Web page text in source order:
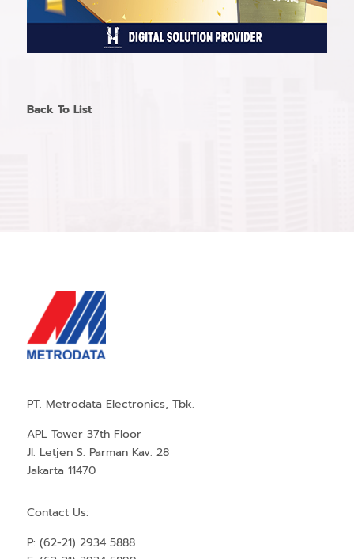
Back To List
PT. Metrodata Electronics, Tbk.
APL Tower 37th Floor
Jl. Letjen S. Parman Kav. 28
Jakarta 11470
Contact Us:
P: (62-21) 2934 5888